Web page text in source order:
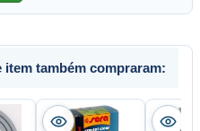
também compraram: